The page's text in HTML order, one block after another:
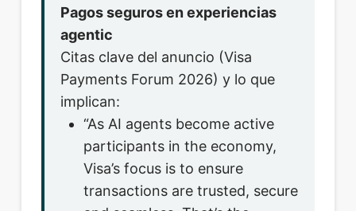
Pagos seguros en experiencias
agentic
Citas clave del anuncio (Visa
Payments Forum 2026) y lo que
implican:
“As AI agents become active
participants in the economy,
Visa’s focus is to ensure
transactions are trusted, secure